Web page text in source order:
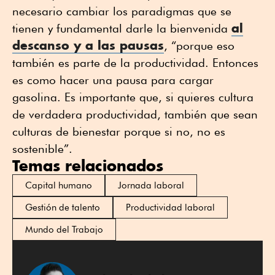
necesario cambiar los paradigmas que se
tienen y fundamental darle la bienvenida al
descanso y a las pausas, “porque eso
también es parte de la productividad. Entonces
es como hacer una pausa para cargar
gasolina. Es importante que, si quieres cultura
de verdadera productividad, también que sean
culturas de bienestar porque si no, no es
sostenible”.
Temas relacionados
Capital humano
Jornada laboral
Gestión de talento
Productividad laboral
Mundo del Trabajo